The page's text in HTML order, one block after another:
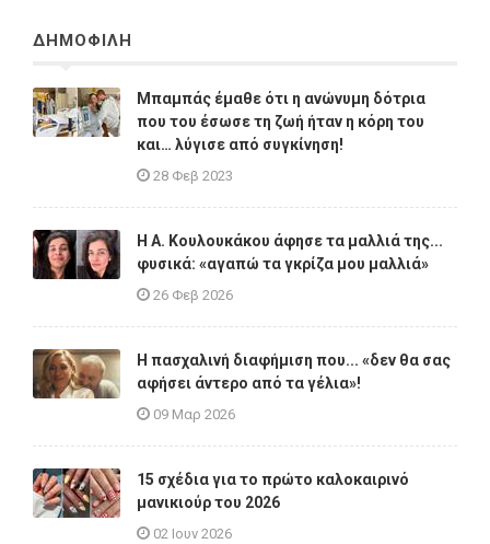
ΔΗΜΟΦΙΛΗ
Μπαμπάς έμαθε ότι η ανώνυμη δότρια
που του έσωσε τη ζωή ήταν η κόρη του
και… λύγισε από συγκίνηση!
28 Φεβ 2023
Η A. Κουλουκάκου άφησε τα μαλλιά της...
φυσικά: «αγαπώ τα γκρίζα μου μαλλιά»
26 Φεβ 2026
Η πασχαλινή διαφήμιση που... «δεν θα σας
αφήσει άντερο από τα γέλια»!
09 Μαρ 2026
15 σχέδια για το πρώτο καλοκαιρινό
μανικιούρ του 2026
02 Ιουν 2026